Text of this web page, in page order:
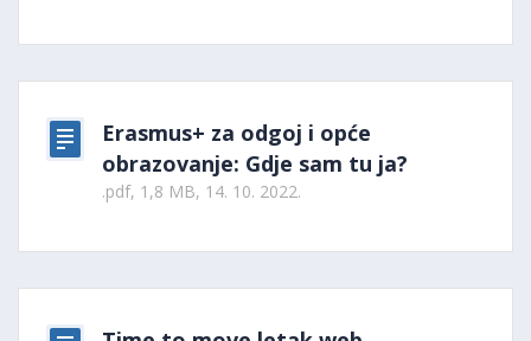
Erasmus+ za odgoj i opće
obrazovanje: Gdje sam tu ja?
.pdf, 1,8 MB, 14. 10. 2022.